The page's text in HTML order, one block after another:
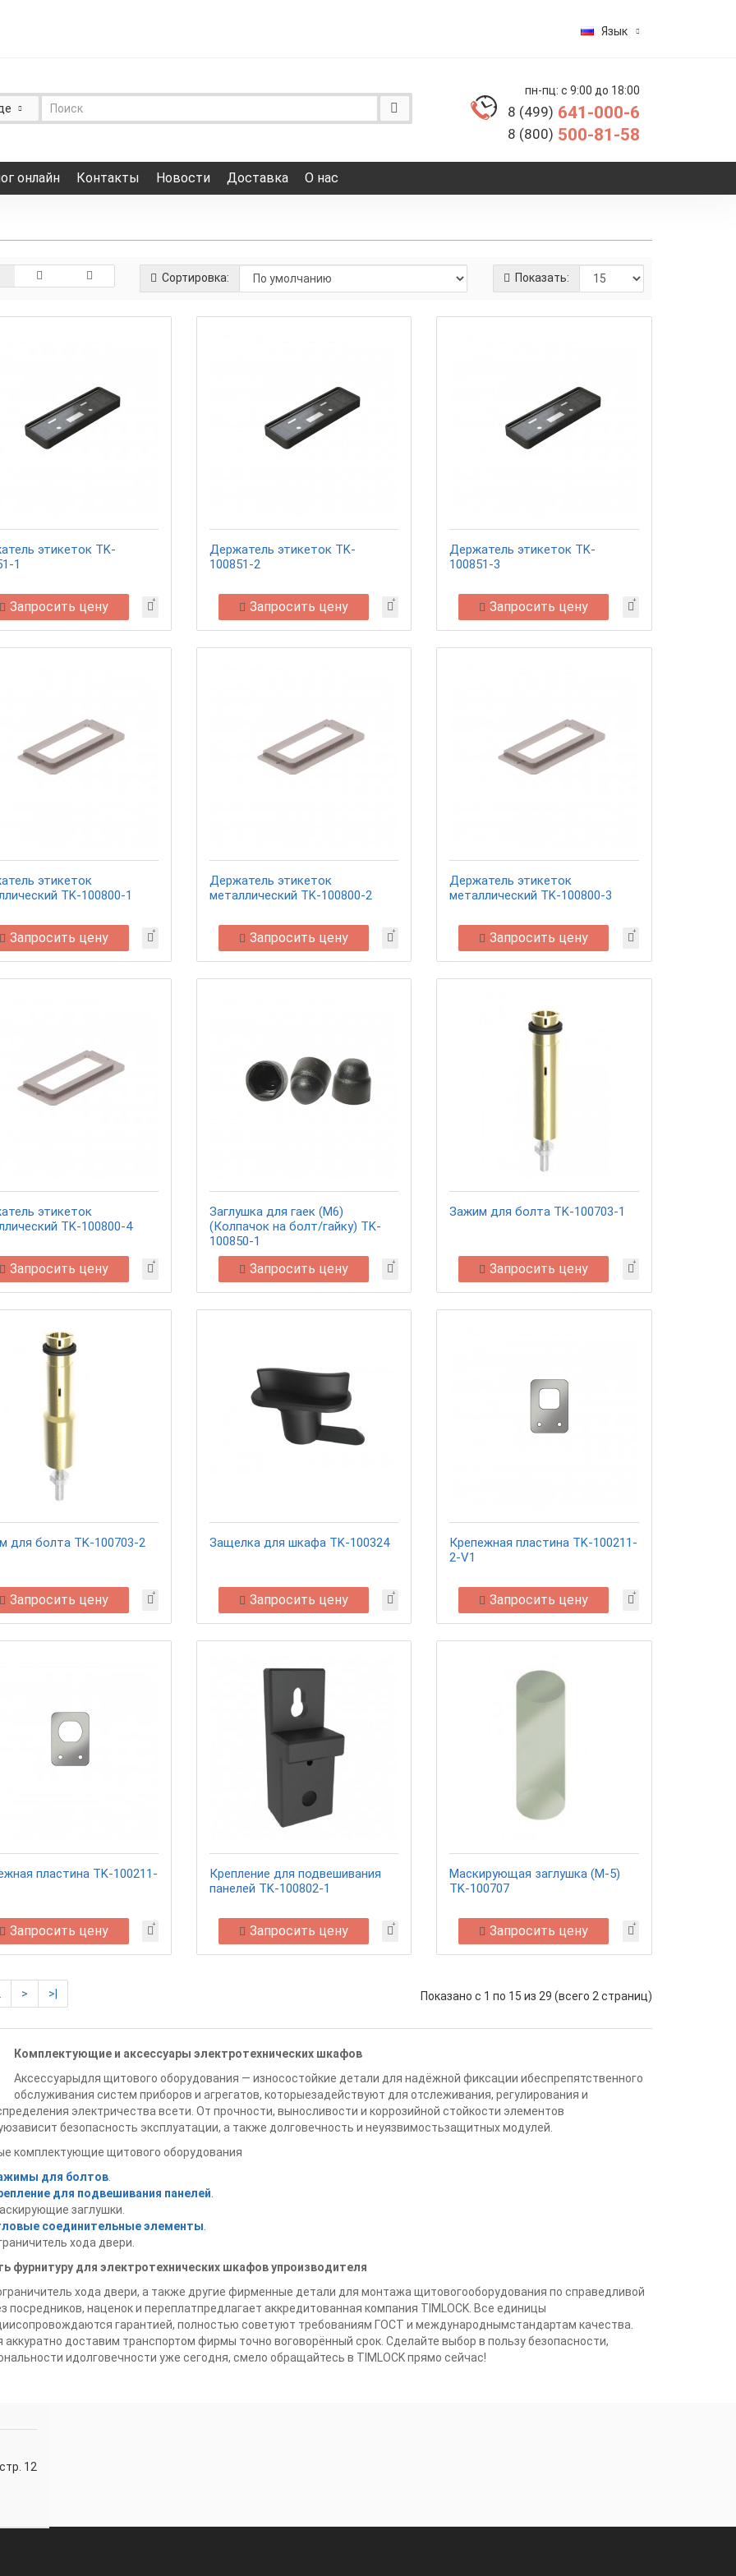
Язык
пн-пц: с 9:00 до 18:00
8 (499) 641-000-6
8 (800) 500-81-58
онлайн Контакты Новости Доставка О нас
Сортировка: Показать:
этикеток TK-
1
Запросить цену
Держатель этикеток TK-
100851-2
Запросить цену
Держатель этикеток TK-
100851-3
Запросить цену
этикеток
TK-100800-1
Запросить цену
Держатель этикеток
металлический TK-100800-2
Запросить цену
Держатель этикеток
металлический TK-100800-3
Запросить цену
этикеток
TK-100800-4
Запросить цену
Заглушка для гаек (M6)
(Колпачок на болт/гайку) TK-
100850-1
Запросить цену
Зажим для болта TK-100703-1
Запросить цену
для болта TK-100703-2
Запросить цену
Защелка для шкафа TK-100324
Запросить цену
Крепежная пластина TK-100211-
2-V1
Запросить цену
пластина TK-100211-
Запросить цену
Крепление для подвешивания
панелей TK-100802-1
Запросить цену
Маскирующая заглушка (М-5)
TK-100707
Запросить цену
> >| Показано с 1 по 15 из 29 (всего 2 страниц)
Комплектующие и аксессуары электротехнических шкафов
Аксессуарыдля щитового оборудования — износостойкие детали для надёжной фиксации ибеспрепятственного
обслуживания систем приборов и агрегатов, которыезадействуют для отслеживания, регулирования и
электричества всети. От прочности, выносливости и коррозийной стойкости элементов
безопасность эксплуатации, а также долговечность и неуязвимостьзащитных модулей.
комплектующие щитового оборудования
для болтов.
для подвешивания панелей
заглушки.
соединительные элементы
хода двери.
фурнитуру для электротехнических шкафов упроизводителя
хода двери, а также другие фирменные детали для монтажа щитовогооборудования по справедливой
посредников, наценок и переплатпредлагает аккредитованная компания TIMLOCK. Все единицы
гарантией, полностью советуют требованиям ГОСТ и международнымстандартам качества.
аккуратно доставим транспортом фирмы точно воговорённый срок. Сделайте выбор в пользу безопасности,
идолговечности уже сегодня, смело обращайтесь в TIMLOCK прямо сейчас!
12